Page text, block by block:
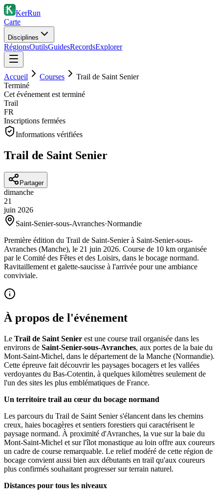
KerRun
Carte
Disciplines
RégionsOutilsGuidesRecordsExplorer
Accueil Courses
Trail de Saint Senier
Terminé
Cet événement est terminé
Trail
FR
Inscriptions fermées
Informations vérifiées
Trail de Saint Senier
Partager
dimanche
21
juin 2026
Saint-Senier-sous-Avranches·Normandie
Première édition du Trail de Saint-Senier à Saint-Senier-sous-
Avranches (Manche), le 21 juin 2026. Course de 10 km organisée
par le Comité des Fêtes et des Loisirs, dans le bocage normand.
Ravitaillement et galette-saucisse à l'arrivée pour une ambiance
conviviale.
À propos de l'événement
Le Trail de Saint Senier est une course trail organisée dans les
environs de Saint-Senier-sous-Avranches, aux portes de la baie du
Mont-Saint-Michel, dans le département de la Manche (Normandie).
Cette épreuve fait découvrir les paysages bocagers et les vallées
verdoyantes du Bas-Cotentin, à quelques kilomètres seulement de
l'un des sites les plus emblématiques de France.
Un territoire trail au cœur du bocage normand
Les parcours du Trail de Saint Senier s'élancent dans les chemins
creux, haies bocagères et sentiers forestiers qui caractérisent le
paysage normand. À proximité d'Avranches, la vue sur la baie du
Mont-Saint-Michel et sur l'îlot monastique au loin offre aux coureurs
un cadre de course remarquable. Le relief modéré de cette région de
bocage convient aussi bien aux débutants en trail qu'aux coureurs
plus confirmés souhaitant progresser sur terrain naturel.
Distances pour tous les niveaux